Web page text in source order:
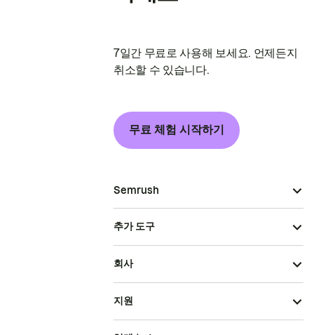
7일간 무료로 사용해 보세요. 언제든지
취소할 수 있습니다.
무료 체험 시작하기
Semrush
추가 도구
회사
지원